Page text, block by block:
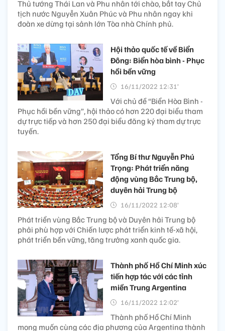
Thủ tướng Thái Lan và Phu nhân tới chào, bắt tay Chủ
tịch nước Nguyễn Xuân Phúc và Phu nhân ngay khi
đoàn xe dừng tại sảnh lớn Tòa nhà Chính phủ.
Hội thảo quốc tế về Biển
Đông: Biển hòa bình - Phục
hồi bền vững
16/11/2022 12:31’
Với chủ đề “Biển Hòa Bình -
Phục hồi bền vững”, hội thảo có hơn 220 đại biểu tham
dự trực tiếp và hơn 250 đại biểu đăng ký tham dự trực
tuyến.
Tổng Bí thư Nguyễn Phú
Trọng: Phát triển năng
động vùng Bắc Trung bộ,
duyên hải Trung bộ
16/11/2022 12:08’
Phát triển vùng Bắc Trung bộ và Duyên hải Trung bộ
phải phù hợp với Chiến lược phát triển kinh tế-xã hội,
phát triển bền vững, tăng trưởng xanh quốc gia.
Thành phố Hồ Chí Minh xúc
tiến hợp tác với các tỉnh
miền Trung Argentina
16/11/2022 12:02’
Thành phố Hồ Chí Minh
mong muốn cùng các địa phương của Argentina thành